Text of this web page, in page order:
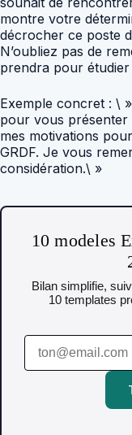
montre votre
décrocher ce poste
N’oubliez pas de
prendra pour
Exemple concret : \
pour vous présenter
mes motivations
GRDF. Je vous
considération.\ »
10 modeles
Bilan simplifie,
10 templates